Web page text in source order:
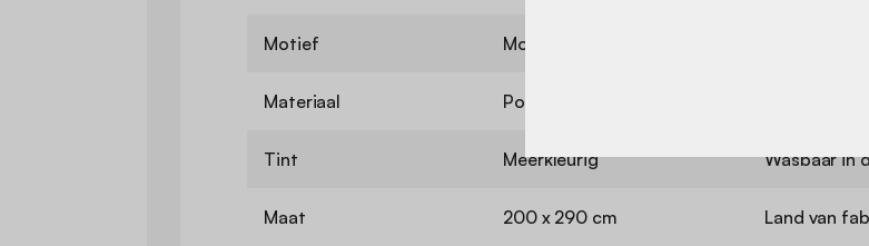
Motief Motieven
Materiaal Polyester
Tint Meerkleurig
Maat 200 x 290 cm
Wasbaar in
Land van